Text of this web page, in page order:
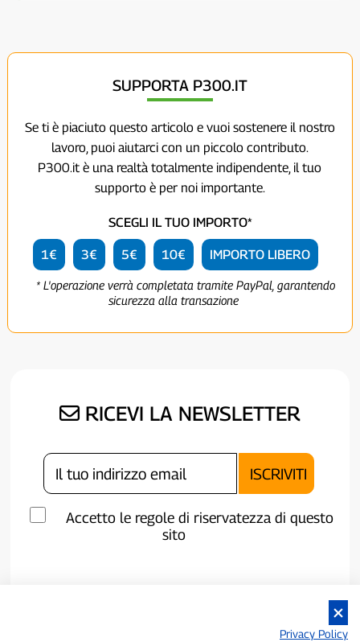
SUPPORTA P300.IT
Se ti è piaciuto questo articolo e vuoi sostenere il nostro
lavoro, puoi aiutarci con un piccolo contributo.
P300.it è una realtà totalmente indipendente, il tuo
supporto è per noi importante.
SCEGLI IL TUO IMPORTO*
1€ 3€ 5€ 10€ IMPORTO LIBERO
* L'operazione verrà completata tramite PayPal, garantendo
sicurezza alla transazione
RICEVI LA NEWSLETTER
Accetto le regole di riservatezza di questo
sito
Privacy Policy